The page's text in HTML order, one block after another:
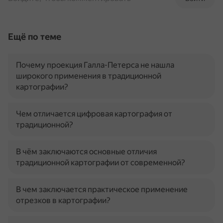
Ещё по теме
Почему проекция Галла-Петерса не нашла
широкого применения в традиционной
картографии?
Чем отличается цифровая картография от
традиционной?
В чём заключаются основные отличия
традиционной картографии от современной?
В чем заключается практическое применение
отрезков в картографии?